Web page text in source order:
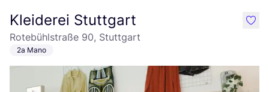
Kleiderei Stuttgart
Rotebühlstraße 90, Stuttgart
2a Mano
like